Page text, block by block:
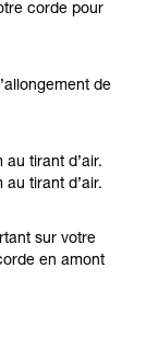
corde pour
de
tirant d’air.
tirant d’air.
sur votre
en amont